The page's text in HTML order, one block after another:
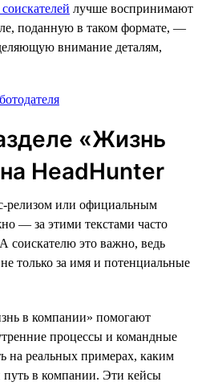
лучше воспринимают
поданную в таком формате, —
внимание деталям,
«Жизнь
HeadHunter
релизом или официальным
— за этими текстами часто
соискателю это важно, ведь
только за имя и потенциальные
в компании» помогают
процессы и командные
на реальных примерах, каким
в компании. Эти кейсы